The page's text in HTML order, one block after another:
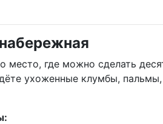
где можно сделать
ухоженные клумбы,